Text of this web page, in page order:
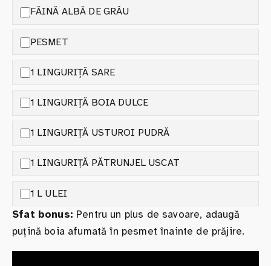
FĂINĂ ALBĂ DE GRÂU
PESMET
1 LINGURIȚĂ SARE
1 LINGURIȚĂ BOIA DULCE
1 LINGURIȚĂ USTUROI PUDRĂ
1 LINGURIȚĂ PĂTRUNJEL USCAT
1 L ULEI
Sfat bonus: Pentru un plus de savoare, adaugă
puțină boia afumată în pesmet înainte de prăjire.